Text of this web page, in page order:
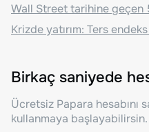
Wall Street tarihine geçen
Krizde yatırım: Ters
Birkaç saniyede
Ücretsiz Papara hesabını
kullanmaya başlayabilirsin.